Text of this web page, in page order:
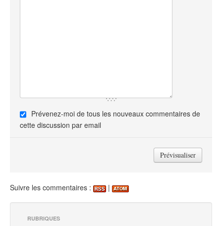
Prévenez-moi de tous les nouveaux commentaires de
cette discussion par email
Suivre les commentaires : |
RUBRIQUES